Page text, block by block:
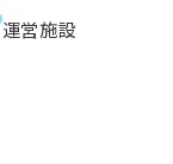
運営施設